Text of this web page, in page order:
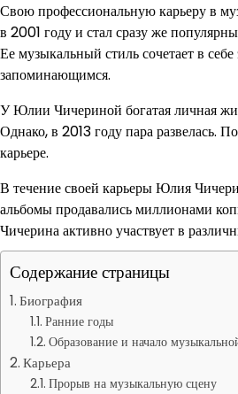
Свою профессиональную карьеру в
в 2001 году и стал сразу же
Ее музыкальный стиль сочетает в
запоминающимся.
У Юлии Чичериной богатая личная
Однако, в 2013 году пара развелась.
карьере.
В течение своей карьеры Юлия
альбомы продавались миллионами
Чичерина активно участвует в
Содержание страницы
Биография
Ранние годы
Образование и начало
Карьера
Прорыв на музыкальную сцену